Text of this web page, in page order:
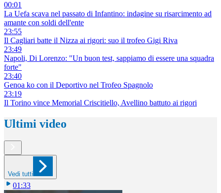
00:01
La Uefa scava nel passato di Infantino: indagine su risarcimento ad
amante con soldi dell'ente
23:55
Il Cagliari batte il Nizza ai rigori: suo il trofeo Gigi Riva
23:49
Napoli, Di Lorenzo: "Un buon test, sappiamo di essere una squadra
forte"
23:40
Genoa ko con il Deportivo nel Trofeo Spagnolo
23:19
Il Torino vince Memorial Criscitiello, Avellino battuto ai rigori
Ultimi video
Vedi tutti
01:33